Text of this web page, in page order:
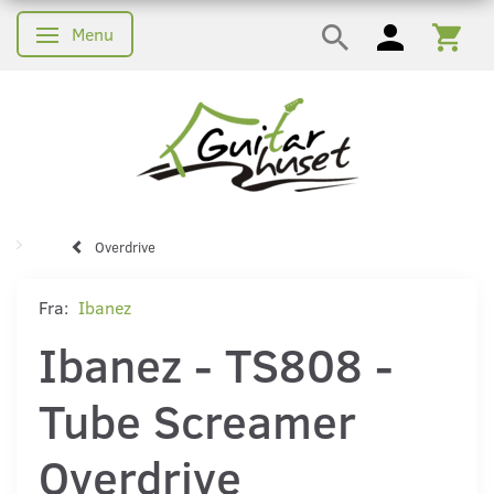
Skifte navigation
Menu
Overdrive
Fra: Ibanez
Ibanez - TS808 -
Tube Screamer
Overdrive